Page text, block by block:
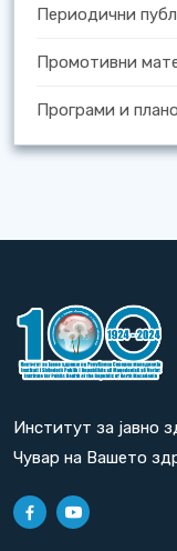
Периодични
Промотивни
Програми и
Институт за јавно
Чувар на Вашето